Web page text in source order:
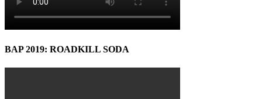
BAP 2019: ROADKILL SODA